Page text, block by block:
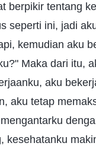
berpikir tentang
seperti ini, jadi
kemudian aku
Maka dari itu,
aku
aku tetap
kesehatanku